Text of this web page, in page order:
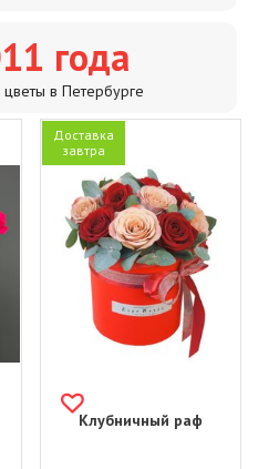
года
цветы в Петербурге
Доставка
завтра
Клубничный раф